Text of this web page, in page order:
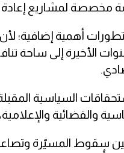
مخصصة لمشاريع إعادة
أهمية إضافية؛ لأن
الأخيرة إلى ساحة
السياسية
والقضائية
بين سقوط المسيّرة